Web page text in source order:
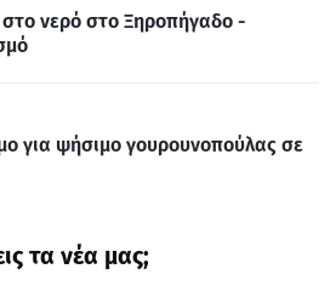
νερό στο Ξηροπήγαδο -
για ψήσιμο γουρουνοπούλας σε
τα νέα μας;